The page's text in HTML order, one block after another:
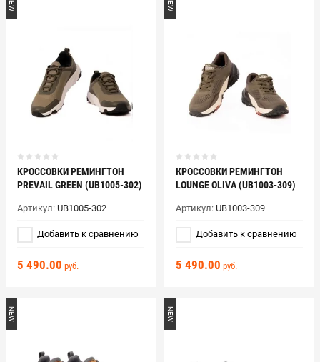
NEW
КРОССОВКИ РЕМИНГТОН
PREVAIL GREEN (UB1005-302)
Артикул: UB1005-302
Добавить к сравнению
5 490.00 руб.
NEW
КРОССОВКИ РЕМИНГТОН
LOUNGE OLIVA (UB1003-309)
Артикул:UB1003-309
Добавить к сравнению
5 490.00 руб.
NEW NEW